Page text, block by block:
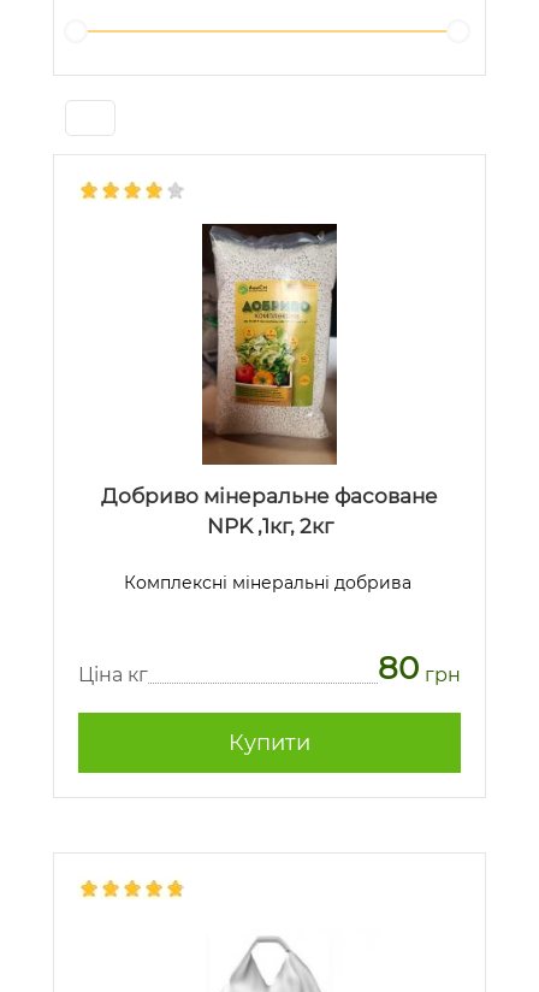
Добриво мінеральне фасоване
NPK ,1кг, 2кг
Комплексні мінеральні добрива
Ціна кг 80 грн
Купити